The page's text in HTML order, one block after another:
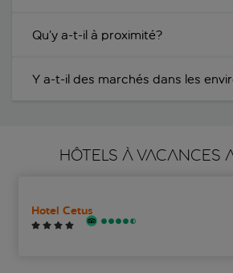
Qu’y a-t-il à proximité?
Y a-t-il des marchés dans les
HÔTELS À VACANCES
Hotel Cetus